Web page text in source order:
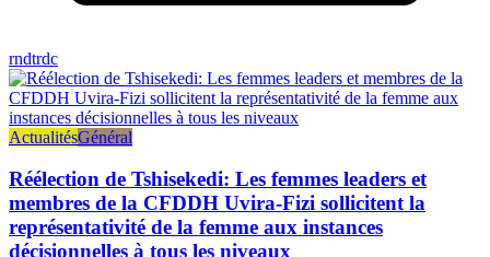
rndtrdc
ActualitésGénéral
Réélection de Tshisekedi: Les femmes leaders et
membres de la CFDDH Uvira-Fizi sollicitent la
représentativité de la femme aux instances
décisionnelles à tous les niveaux